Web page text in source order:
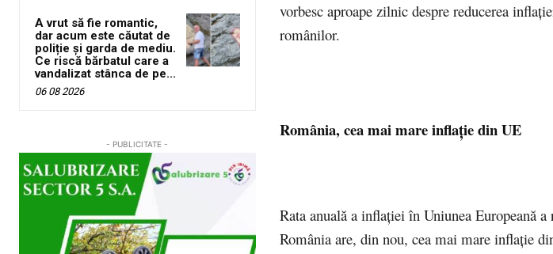
A vrut să fie romantic,
dar acum este căutat de
poliție și garda de mediu.
Ce riscă bărbatul care a
vandalizat stânca de pe...
06 08 2026
- PUBLICITATE -
vorbesc aproape zilnic despre reducerea
românilor.
România, cea mai mare inflație din UE
Rata anuală a inflaţiei în Uniunea Europeană
România are, din nou, cea mai mare inflație